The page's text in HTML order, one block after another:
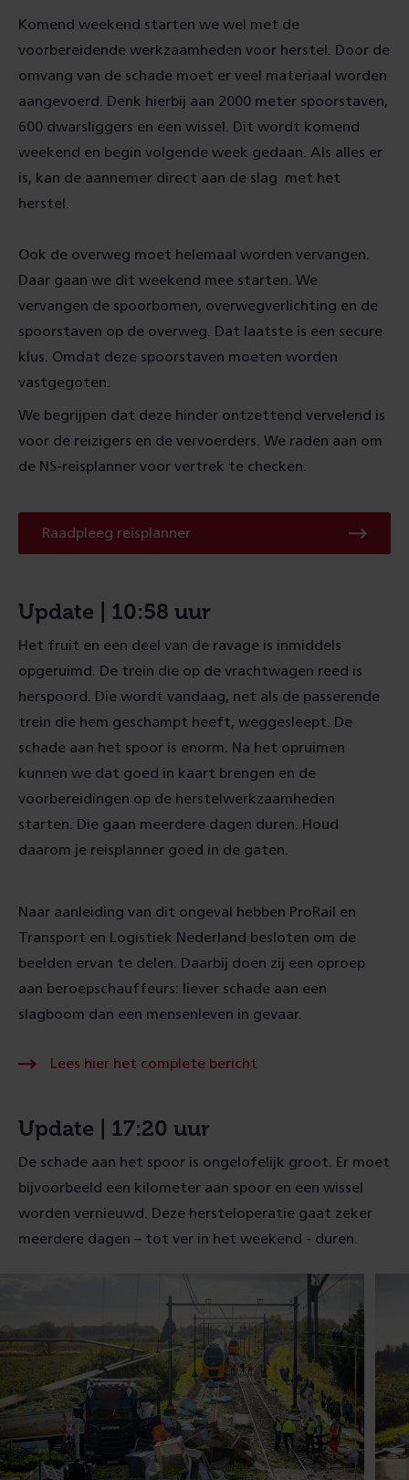
Komend weekend starten we wel met de
voorbereidende werkzaamheden voor herstel. Door de
omvang van de schade moet er veel materiaal worden
aangevoerd. Denk hierbij aan 2000 meter spoorstaven,
600 dwarsliggers en een wissel. Dit wordt komend
weekend en begin volgende week gedaan. Als alles er
is, kan de aannemer direct aan de slag met het
herstel.
Ook de overweg moet helemaal worden vervangen.
Daar gaan we dit weekend mee starten. We
vervangen de spoorbomen, overwegverlichting en de
spoorstaven op de overweg. Dat laatste is een secure
klus. Omdat deze spoorstaven moeten worden
vastgegoten.
We begrijpen dat deze hinder ontzettend vervelend is
voor de reizigers en de vervoerders. We raden aan om
de NS-reisplanner voor vertrek te checken.
Raadpleeg reisplannerRaadpleeg
Update | 10:58 uur
Het fruit en een deel van de ravage is inmiddels
opgeruimd. De trein die op de vrachtwagen reed is
herspoord. Die wordt vandaag, net als de passerende
trein die hem geschampt heeft, weggesleept. De
schade aan het spoor is enorm. Na het opruimen
kunnen we dat goed in kaart brengen en de
voorbereidingen op de herstelwerkzaamheden
starten. Die gaan meerdere dagen duren. Houd
daarom je reisplanner goed in de gaten.
Naar aanleiding van dit ongeval hebben ProRail en
Transport en Logistiek Nederland besloten om de
beelden ervan te delen. Daarbij doen zij een oproep
aan beroepschauffeurs: liever schade aan een
slagboom dan een mensenleven in gevaar.
Lees hier het complete bericht
Update | 17:20 uur
De schade aan het spoor is ongelofelijk groot. Er moet
bijvoorbeeld een kilometer aan spoor en een wissel
worden vernieuwd. Deze hersteloperatie gaat zeker
meerdere dagen – tot ver in het weekend - duren.